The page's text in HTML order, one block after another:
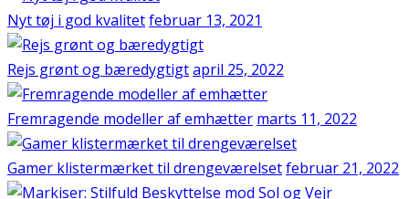
Nyt tøj i god kvalitetfebruar 13, 2021
Rejs grønt og bæredygtigtapril 25, 2022
Fremragende modeller af emhætter marts 11, 2022
Gamer klistermærket til drengeværelsetfebruar 21, 2022